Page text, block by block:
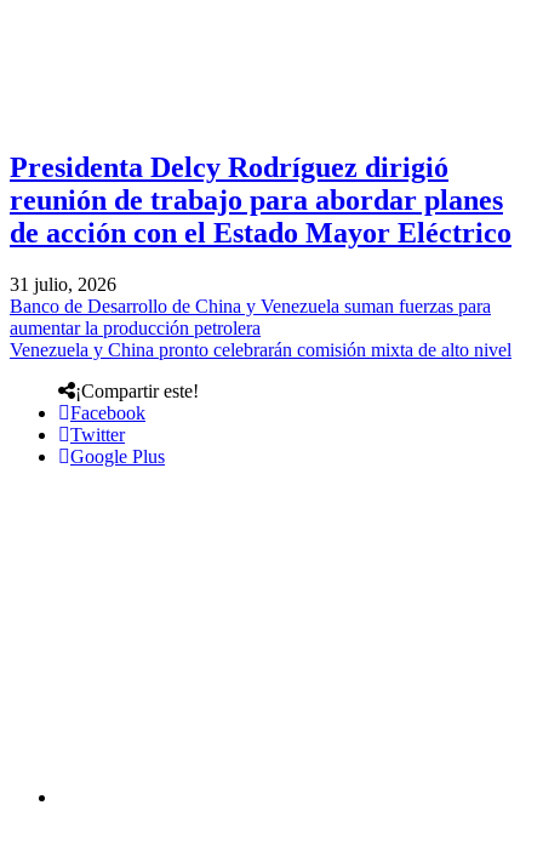
Presidenta Delcy Rodríguez dirigió
reunión de trabajo para abordar planes
de acción con el Estado Mayor Eléctrico
31 julio, 2026
Banco de Desarrollo de China y Venezuela suman fuerzas para
aumentar la producción petrolera
Venezuela y China pronto celebrarán comisión mixta de alto nivel
¡Compartir este!
Facebook
Twitter
Google Plus